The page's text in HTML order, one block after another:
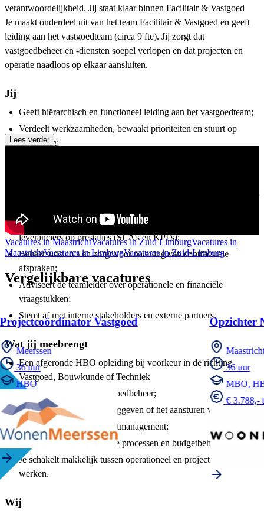
verantwoordelijkheid. Jij staat klaar binnen Facilitair & Vastgoed
Je maakt onderdeel uit van het team Facilitair & Vastgoed en geeft
leiding aan het vastgoedteam (circa 9 fte). Jij zorgt dat
vastgoedbeheer en -diensten soepel verlopen en dat projecten en
operatie naadloos op elkaar aansluiten.
Jij
Geeft hiërarchisch en functioneel leiding aan het vastgoedteam;
Verdeelt werkzaamheden, bewaakt prioriteiten en stuurt op
voortgang;
Is verantwoordelijk voor contractmanagement en stuurt
leveranciers op prestaties (SLA’s en KPI’s);
Beheerst risico’s en zorgt voor naleving van contractuele
afspraken;
Adviseert de teamleider over operationele en financiële
vraagstukken;
Stemt af met interne stakeholders en externe partners.
Wat jij meebrengt
Een afgeronde HBO opleiding bij voorkeur in de richting
Vastgoed, Bouwkunde of Techniek
Je hebt ervaring met vastgoedbeheer;
Je hebt ervaring met leidinggeven of het aansturen van teams;
Je hebt kennis van contractmanagement;
Je hebt inzicht in financiële processen en budgetbeheer;
Je schakelt makkelijk tussen operationeel en projectmatig
werken.
Wij
Lees verder
Vacatures in MaastrichtVacatures in Zuid LimburgVacatures in
MaastrichtVacatures in LimburgVacatures in Zuid-Limburg
Vergelijkbare vacatures
Projectcoördinator Vastgoed
Meerssen
36 uur
HBO
Opzichter
36 uur
MBO,
€ 3.788,-